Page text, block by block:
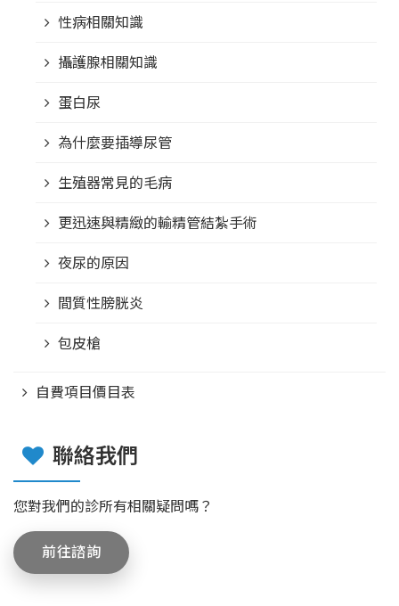
性病相關知識
攝護腺相關知識
蛋白尿
為什麼要插導尿管
生殖器常見的毛病
更迅速與精緻的輸精管結紮手術
夜尿的原因
間質性膀胱炎
包皮槍
自費項目價目表
聯絡我們
您對我們的診所有相關疑問嗎？
前往諮詢